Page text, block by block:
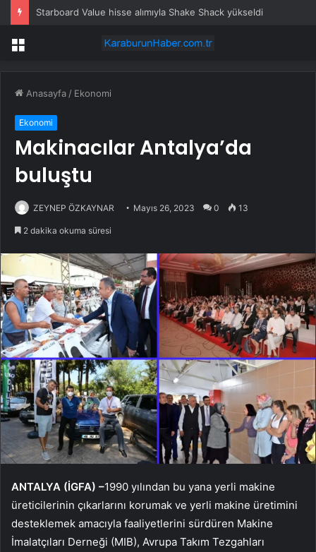
Starboard Value hisse alımıyla Shake Shack yükseldi
Menü
Anasayfa / Ekonomi
Ekonomi
Makinacılar Antalya’da
buluştu
ZEYNEP ÖZKAYNAR Mayıs 26, 2023 0 13
2 dakika okuma süresi
ANTALYA (İGFA) –1990 yılından bu yana yerli makine
üreticilerinin çıkarlarını korumak ve yerli makine üretimini
desteklemek amacıyla faaliyetlerini sürdüren Makine
İmalatçıları Derneği (MIB), Avrupa Takım Tezgahları